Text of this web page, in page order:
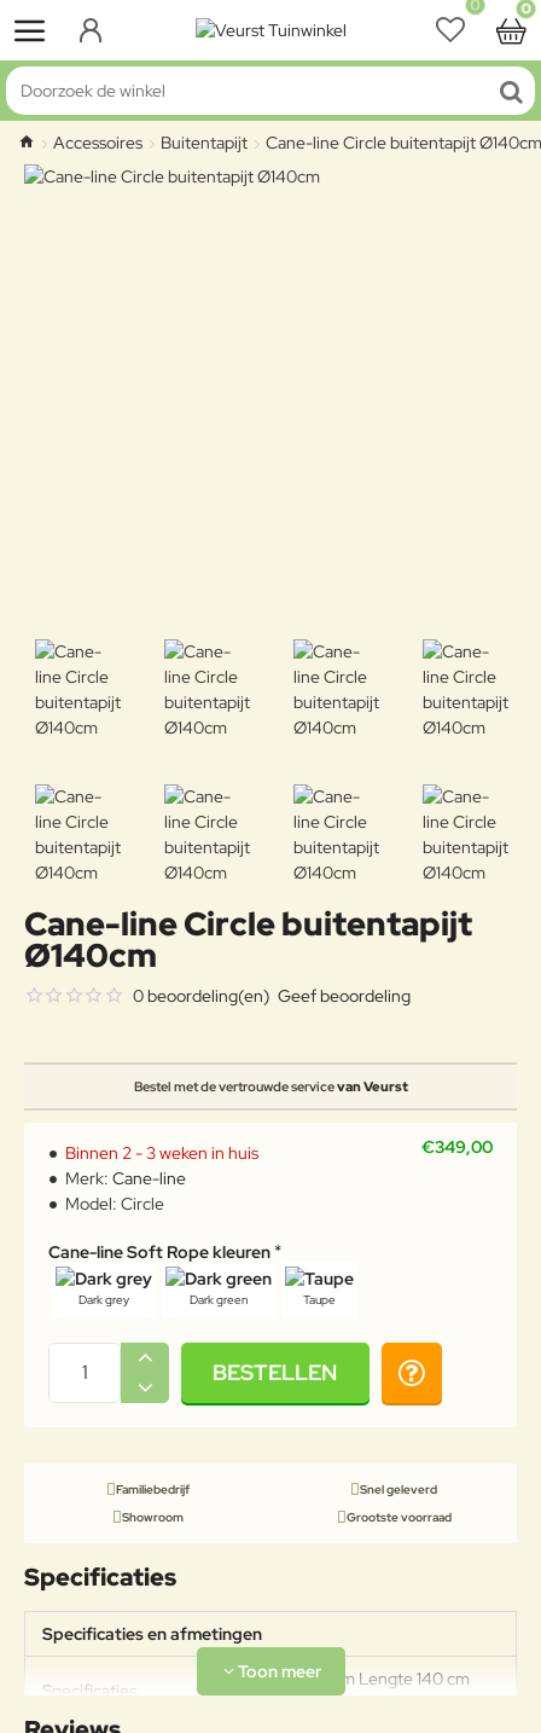
0 0
Doorzoek de winkel
home
Accessoires Buitentapijt Cane-line Circle buitentapijt Ø140cm
Cane-line Circle buitentapijt
Ø140cm
Bestel met de vertrouwde servicevan Veurst
0 beoordeling(en) Geef beoordeling
€349,00
Binnen 2 - 3 weken in huis
Merk: Cane-line
Model: Circle
Cane-line Soft Rope kleuren
Dark grey Dark green Taupe
BESTELLEN
Familiebedrijf
Snel geleverd
Showroom
Grootste voorraad
Specificaties
Specificaties en afmetingen
Specificaties
Breedte 140 cm Lengte 140 cm